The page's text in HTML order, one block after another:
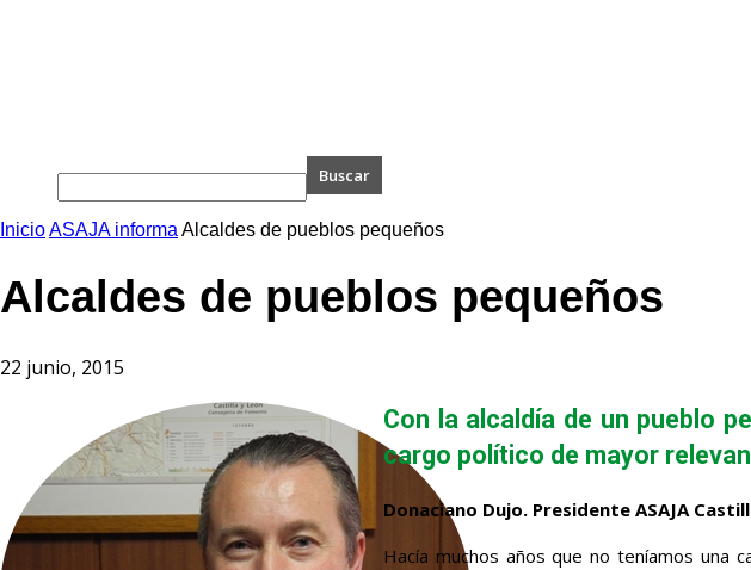
InicioASAJA informa Alcaldes de pueblos pequeños
Alcaldes de pueblos pequeños
22 junio, 2015
Con la alcaldía de un pueblo
cargo político de mayor
Donaciano Dujo. Presidente ASAJA
Hacía muchos años que no teníamos una